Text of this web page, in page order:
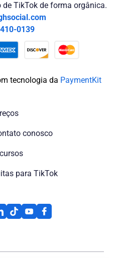
TikTok de forma orgânica.
0139
tecnologia da PaymentKit
conosco
para TikTok